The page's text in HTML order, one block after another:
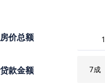
房价总额
贷款金额 7成